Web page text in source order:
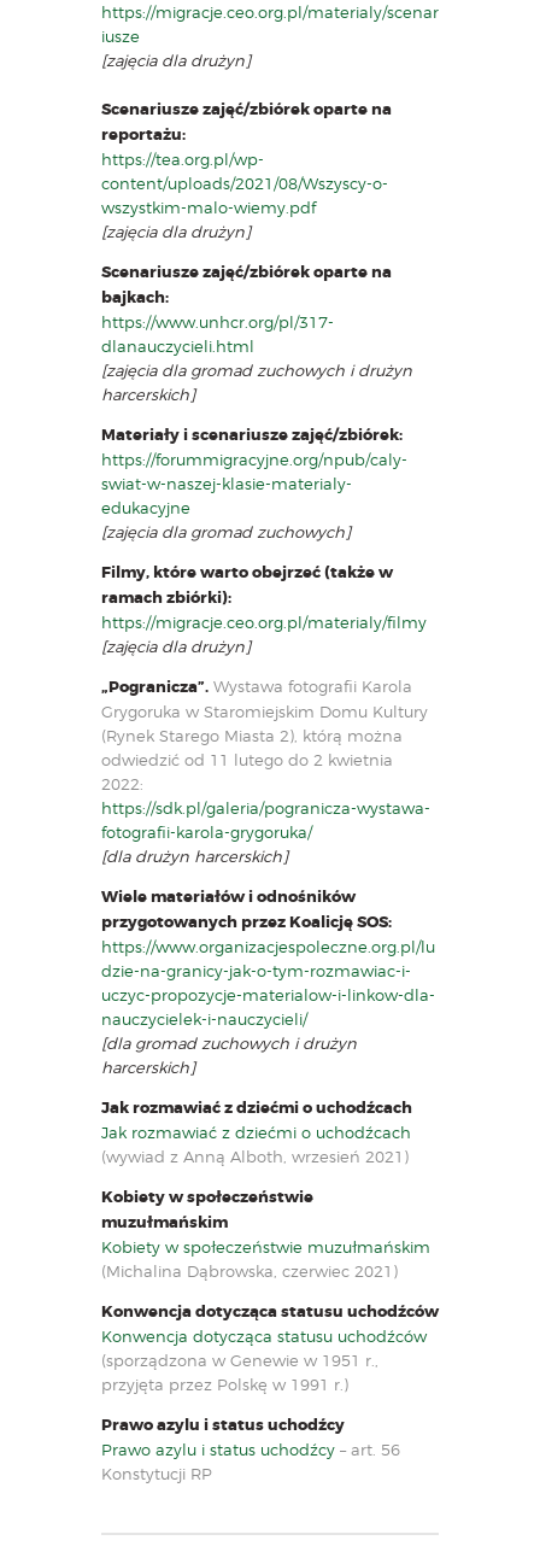
https://migracje.ceo.org.pl/materialy/scenar
iusze
[zajęcia dla drużyn]
Scenariusze zajęć/zbiórek oparte na
reportażu:
https://tea.org.pl/wp-
content/uploads/2021/08/Wszyscy-o-
wszystkim-malo-wiemy.pdf
[zajęcia dla drużyn]
Scenariusze zajęć/zbiórek oparte na
bajkach:
https://www.unhcr.org/pl/317-
dlanauczycieli.html
[zajęcia dla gromad zuchowych i drużyn
harcerskich]
Materiały i scenariusze zajęć/zbiórek:
https://forummigracyjne.org/npub/caly-
swiat-w-naszej-klasie-materialy-
edukacyjne
[zajęcia dla gromad zuchowych]
Filmy, które warto obejrzeć (także w
ramach zbiórki):
https://migracje.ceo.org.pl/materialy/filmy
[zajęcia dla drużyn]
„Pogranicza”. Wystawa fotografii Karola
Grygoruka w Staromiejskim Domu Kultury
(Rynek Starego Miasta 2), którą można
odwiedzić od 11 lutego do 2 kwietnia
2022:
https://sdk.pl/galeria/pogranicza-wystawa-
fotografii-karola-grygoruka/
[dla drużyn harcerskich]
Wiele materiałów i odnośników
przygotowanych przez Koalicję SOS:
https://www.organizacjespoleczne.org.pl/lu
dzie-na-granicy-jak-o-tym-rozmawiac-i-
uczyc-propozycje-materialow-i-linkow-dla-
nauczycielek-i-nauczycieli/
[dla gromad zuchowych i drużyn
harcerskich]
Jak rozmawiać z dziećmi o uchodźcach
Jak rozmawiać z dziećmi o uchodźcach
(wywiad z Anną Alboth, wrzesień 2021)
Kobiety w społeczeństwie
muzułmańskim
Kobiety w społeczeństwie muzułmańskim
(Michalina Dąbrowska, czerwiec 2021)
Konwencja dotycząca statusu uchodźców
Konwencja dotycząca statusu uchodźców
(sporządzona w Genewie w 1951 r.,
przyjęta przez Polskę w 1991 r.)
Prawo azylu i status uchodźcy
Prawo azylu i status uchodźcy – art. 56
Konstytucji RP